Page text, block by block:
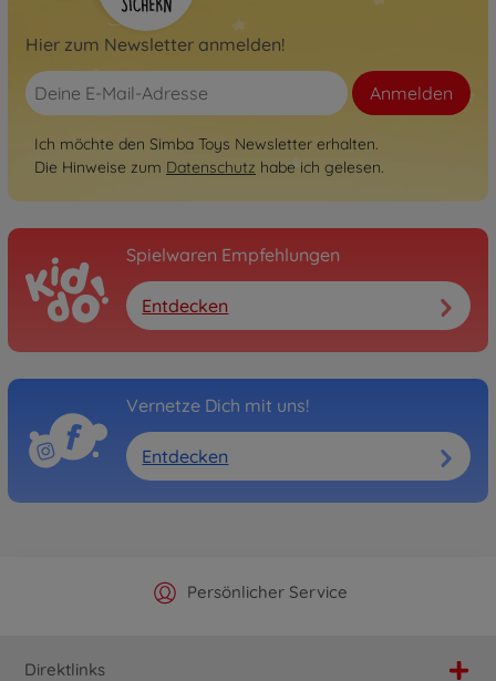
Hier zum Newsletter anmelden!
Anmelden
Ich möchte den Simba Toys Newsletter erhalten.
Die Hinweise zum Datenschutz habe ich gelesen.
Spielwaren Empfehlungen
Entdecken
Vernetze Dich mit uns!
Entdecken
Offizieller Hersteller Shop
Persönlicher Service
Versandkostenfrei ab 25€
Schnelle Lieferung
Direktlinks